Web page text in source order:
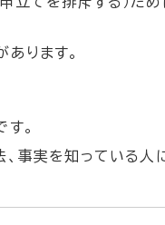
ります。
。
事実を知っている人